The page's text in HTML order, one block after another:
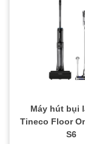
Máy hút bụi
Tineco Floor
S6